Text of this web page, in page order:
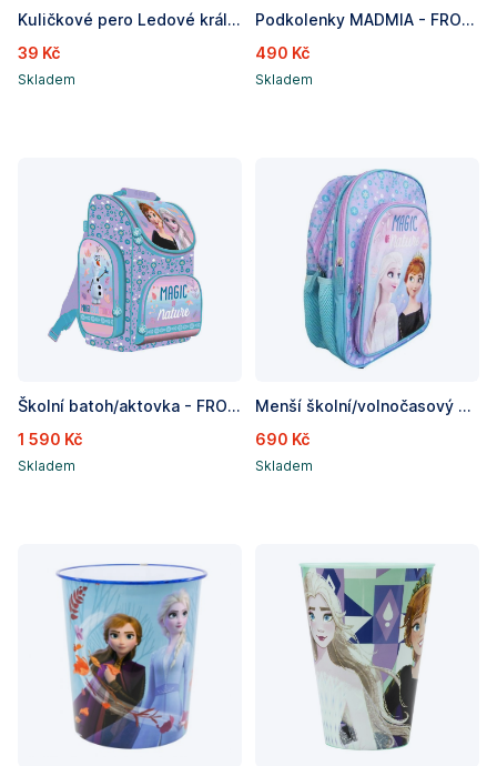
Kuličkové pero Ledové království, 0,7 mm
39 Kč
Skladem
Podkolenky MADMIA - FROZEN
490 Kč
Skladem
Školní batoh/aktovka - FROZEN, rozměry: 350 x 250 x 150mm(vnitřní roz.)
1 590 Kč
Skladem
Menší školní/volnočasový batoh 15 FROZEN / Ledové království, Rozměry: 38 x 30 x 18 cm
690 Kč
Skladem